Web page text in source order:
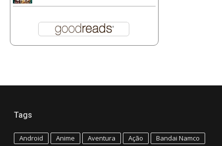
Tags
Android Anime Aventura Ação
Bandai Namco